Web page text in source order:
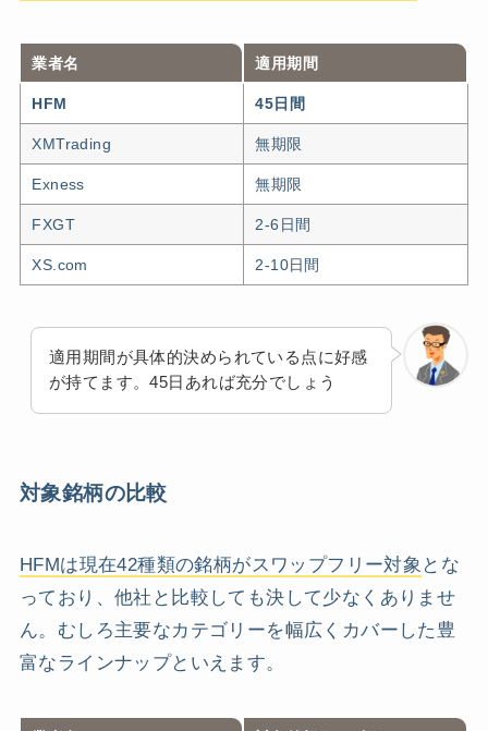
業者名 適用期間
HFM 45日間
XMTrading 無期限
Exness 無期限
FXGT 2-6日間
XS.com 2-10日間
適用期間が具体的決められている点に好感
が持てます。45日あれば充分でしょう
対象銘柄の比較
HFMは現在42種類の銘柄がスワップフリー対象 とな
っており、他社と比較しても決して少なくありませ
ん。むしろ主要なカテゴリーを幅広くカバーした豊
富なラインナップといえます。